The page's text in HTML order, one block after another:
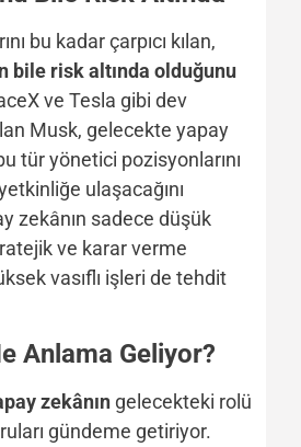
bu kadar çarpıcı kılan,
bile risk altında olduğunu
ve Tesla gibi dev
Musk, gelecekte yapay
tür yönetici pozisyonlarını
ulaşacağını
zekânın sadece düşük
ve karar verme
vasıflı işleri de tehdit
Anlama Geliyor?
zekânın gelecekteki rolü
gündeme getiriyor.